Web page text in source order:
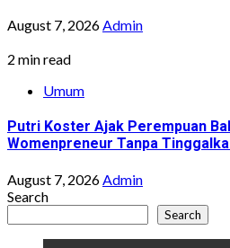
August 7, 2026Admin
2 min read
Umum
Putri Koster Ajak Perempuan
Womenpreneur Tanpa
August 7, 2026Admin
Search
Search